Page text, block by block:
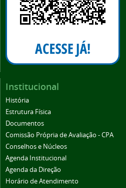
Institucional
História
Estrutura Física
Documentos
Comissão Própria de Avaliação - CPA
Conselhos e Núcleos
Agenda Institucional
Agenda da Direção
Horário de Atendimento